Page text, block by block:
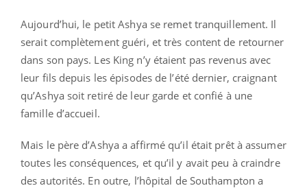
Aujourd’hui, le petit Ashya se remet tranquillement. Il
serait complètement guéri, et très content de retourner
dans son pays. Les King n’y étaient pas revenus avec
leur fils depuis les épisodes de l’été dernier, craignant
qu’Ashya soit retiré de leur garde et confié à une
famille d’accueil.
Mais le père d’Ashya a affirmé qu’il était prêt à assumer
toutes les conséquences, et qu’il y avait peu à craindre
des autorités. En outre, l’hôpital de Southampton a